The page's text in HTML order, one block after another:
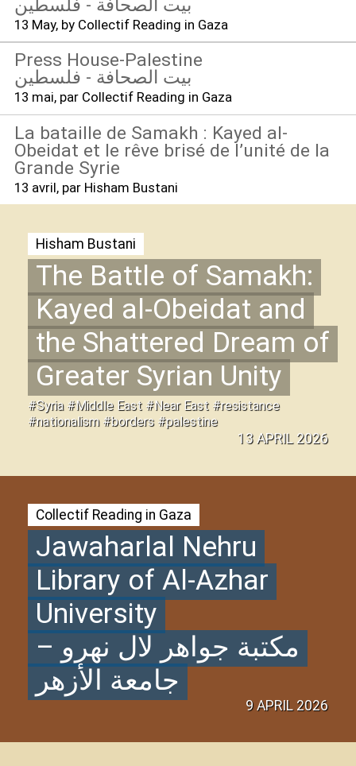
بيت الصحافة - فلسطين
13 May, by Collectif Reading in Gaza
Press House-Palestine
بيت الصحافة - فلسطين
13 mai, par Collectif Reading in Gaza
La bataille de Samakh : Kayed al-
Obeidat et le rêve brisé de l’unité de la
Grande Syrie
13 avril, par Hisham Bustani
Hisham Bustani
The Battle of Samakh:
Kayed al-Obeidat and
the Shattered Dream of
Greater Syrian Unity
#Syria #Middle East #Near East #resistance
#nationalism #borders #palestine
13 APRIL 2026
Collectif Reading in Gaza
Jawaharlal Nehru
Library of Al-Azhar
University
مكتبة جواهر لال نهرو –
جامعة الأزهر
9 APRIL 2026